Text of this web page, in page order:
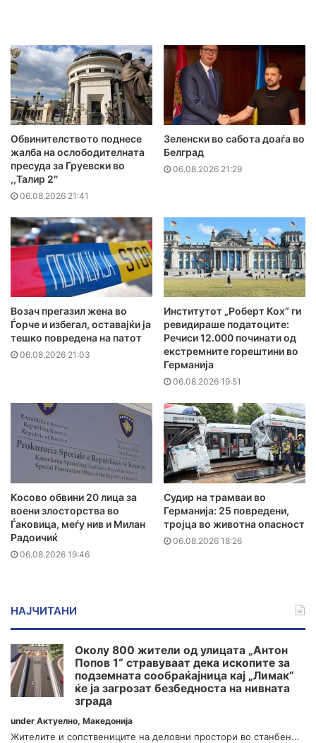
Обвинителството поднесе
жалба на ослободителната
пресуда за Груевски во
,,Талир 2″
06.08.2026 21:41
Зеленски во сабота доаѓа во
Белград
06.08.2026 21:29
Возач прегазил жена во
Ѓорче и избегал, оставајќи ја
тешко повредена на патот
06.08.2026 21:03
Институтот „Роберт Кох“ ги
ревидираше податоците:
Речиси 12.000 починати од
екстремните горештини во
Германија
06.08.2026 19:51
Косово обвини 20 лица за
воени злосторства во
Ѓаковица, меѓу нив и Милан
Радоичиќ
06.08.2026 19:46
Судир на трамваи во
Германија: 25 повредени,
тројца во животна опасност
06.08.2026 18:26
НАЈЧИТАНИ
Околу 800 жители од улицата „Антон
Попов 1“ стравуваат дека ископите за
подземната сообраќајница кај „Лимак“
ќе ја загрозат безбедноста на нивната
зграда
under Актуелно, Македонија
Жителите и сопствениците на деловни простори во станбен...